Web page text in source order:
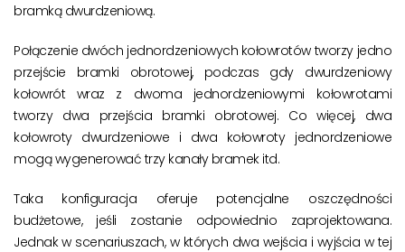
bramką dwurdzeniową.
Połączenie dwóch jednordzeniowych kołowrotów tworzy jedno
przejście bramki obrotowej, podczas gdy dwurdzeniowy
kołowrót wraz z dwoma jednordzeniowymi kołowrotami
tworzy dwa przejścia bramki obrotowej. Co więcej, dwa
kołowroty dwurdzeniowe i dwa kołowroty jednordzeniowe
mogą wygenerować trzy kanały bramek itd.
Taka konfiguracja oferuje potencjalne oszczędności
budżetowe, jeśli zostanie odpowiednio zaprojektowana.
Jednak w scenariuszach, w których dwa wejścia i wyjścia w tej